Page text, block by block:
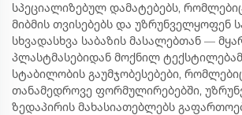
სპეციალიზებულ დამატებებს,
მიბმის თვისებებს და უზრუნველყოფენ
სხვადასხვა საბაზის მასალებთან —
პლასტმასებიდან მოქნილ
სტაბილობის გაუმჯობესებები,
თანამედროვე ფორმულირებებში,
ზედაპირის მახასიათებლებს